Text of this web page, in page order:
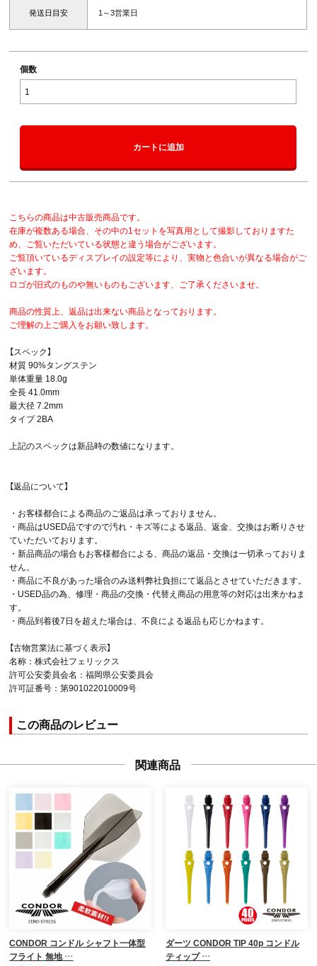
発送日目安 1～3営業日
個数
カートに追加
こちらの商品は中古販売商品です。
在庫が複数ある場合、その中の1セットを写真用として撮影しておりますた
め、ご覧いただいている状態と違う場合がございます。
ご覧頂いているディスプレイの設定等により、実物と色合いが異なる場合がご
ざいます。
ロゴが旧式のものや無いものもございます、ご了承くださいませ。
商品の性質上、返品は出来ない商品となっております。
ご理解の上ご購入をお願い致します。
【スペック】
材質 90%タングステン
単体重量 18.0g
全長 41.0mm
最大径 7.2mm
タイプ 2BA
上記のスペックは新品時の数値になります。
【返品について】
・お客様都合による商品のご返品は承っておりません。
・商品はUSED品ですので汚れ・キズ等による返品、返金、交換はお断りさせ
ていただいております。
・新品商品の場合もお客様都合による、商品の返品・交換は一切承っておりま
せん。
・商品に不良があった場合のみ送料弊社負担にて返品とさせていただきます。
・USED品の為、修理・商品の交換・代替え商品の用意等の対応は出来かねま
す。
・商品到着後7日を超えた場合は、不良による返品も応じかねます。
【古物営業法に基づく表示】
名称：株式会社フェリックス
許可公安委員会名：福岡県公安委員会
許可証番号：第901022010009号
この商品のレビュー
関連商品
CONDOR コンドル シャフト一体型
フライト 無地 …
ダーツ CONDOR TIP 40p コンドル
ティップ …